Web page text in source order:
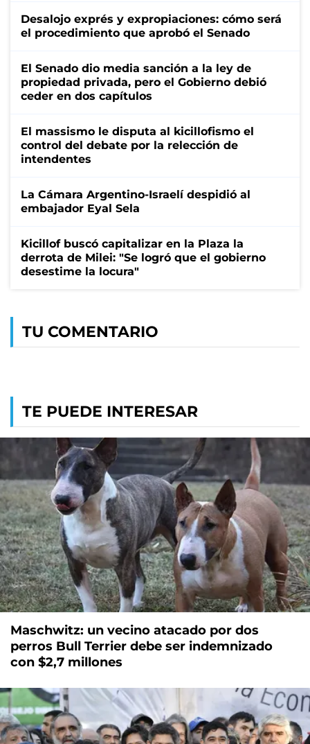
Desalojo exprés y expropiaciones: cómo será
el procedimiento que aprobó el Senado
El Senado dio media sanción a la ley de
propiedad privada, pero el Gobierno debió
ceder en dos capítulos
El massismo le disputa al kicillofismo el
control del debate por la relección de
intendentes
La Cámara Argentino-Israelí despidió al
embajador Eyal Sela
Kicillof buscó capitalizar en la Plaza la
derrota de Milei: "Se logró que el gobierno
desestime la locura"
TU COMENTARIO
TE PUEDE INTERESAR
Maschwitz: un vecino atacado por dos
perros Bull Terrier debe ser indemnizado
con $2,7 millones